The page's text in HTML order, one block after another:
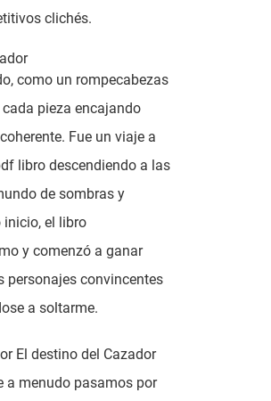
clichés.
como un rompecabezas
pieza encajando
Fue un viaje a
libro descendiendo a las
de sombras y
inicio, el libro
y comenzó a ganar
personajes convincentes
a soltarme.
El destino del Cazador
a menudo pasamos por